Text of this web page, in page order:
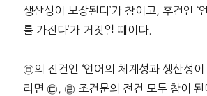
생산성이 보장된다’가 참이고, 후건인 ‘
를 가진다’가 거짓일 때이다.
㉤의 전건인 ‘언어의 체계성과 생산성이
라면 ㉢, ㉣ 조건문의 전건 모두 참이 된